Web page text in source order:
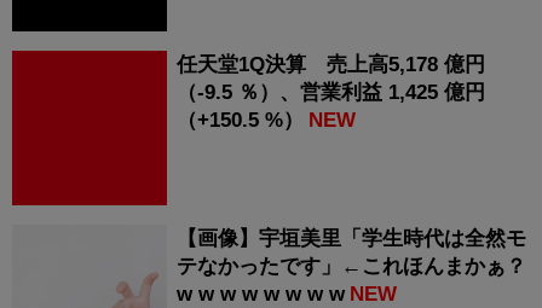
任天堂1Q決算 売上高5,178 億円
（-9.5 ％）、営業利益 1,425 億円
（+150.5 %）
NEW
【画像】宇垣美里「学生時代は全然モ
テなかったです」←これほんまかぁ？
w w w w w w w w NEW